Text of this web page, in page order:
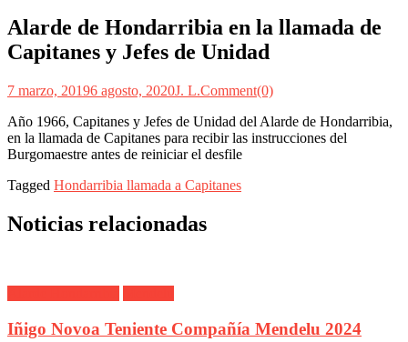
Alarde de Hondarribia en la llamada de
Capitanes y Jefes de Unidad
7 marzo, 20196 agosto, 2020J. L.Comment(0)
Año 1966, Capitanes y Jefes de Unidad del Alarde de Hondarribia,
en la llamada de Capitanes para recibir las instrucciones del
Burgomaestre antes de reiniciar el desfile
Tagged Hondarribia llamada a Capitanes
Noticias relacionadas
Iñigo Novoa Teniente Compañía Mendelu 2024